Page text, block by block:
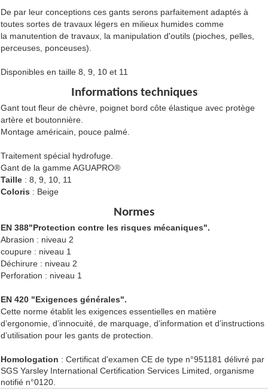
De par leur conceptions ces gants serons parfaitement adaptés à
toutes sortes de travaux légers en milieux humides comme
la manutention de travaux, la manipulation d'outils (pioches, pelles,
perceuses, ponceuses).
Disponibles en taille 8, 9, 10 et 11
Informations techniques
Gant tout fleur de chèvre, poignet bord côte élastique avec protège
artère et boutonnière.
Montage américain, pouce palmé.
Traitement spécial hydrofuge.
Gant de la gamme AGUAPRO®
Taille : 8, 9, 10, 11
Coloris : Beige
Normes
EN 388"Protection contre les risques mécaniques".
Abrasion : niveau 2
coupure : niveau 1
Déchirure : niveau 2
Perforation : niveau 1
EN 420 "Exigences générales".
Cette norme établit les exigences essentielles en matière
d’ergonomie, d’innocuité, de marquage, d’information et d’instructions
d’utilisation pour les gants de protection.
Homologation : Certificat d'examen CE de type n°951181 délivré par
SGS Yarsley International Certification Services Limited, organisme
notifié n°0120.